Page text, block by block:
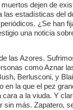
dejen de
las estadísticas del
¿Se han
una noticia
las Azores.
como Aznar
Berlusconi, y
en la que el pez
cara a la viuda. Y
sin más. Zapatero,